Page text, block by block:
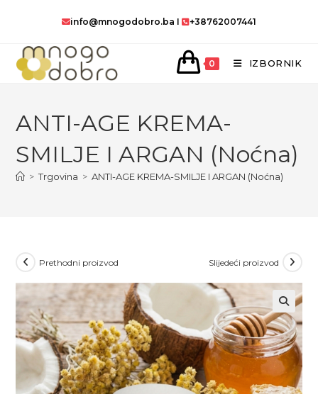
sadržaj
info@mnogodobro.ba I +38762007441
0 IZBORNIK
ANTI-AGE KREMA-
SMILJE I ARGAN (Noćna)
> Trgovina > ANTI-AGE KREMA-SMILJE I ARGAN (Noćna)
Prethodni proizvod Slijedeći proizvod